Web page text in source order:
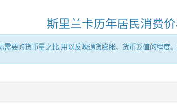
斯里兰卡历年居民消费
需要的货币量之比,用以反映通货膨胀、货币贬值的程度